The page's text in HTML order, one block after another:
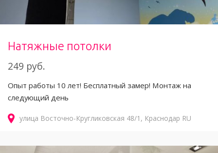
Натяжные потолки
249 руб.
Опыт работы 10 лет! Бесплатный замер! Монтаж на
следующий день
улица Восточно-Кругликовская 48/1 Краснодар RU